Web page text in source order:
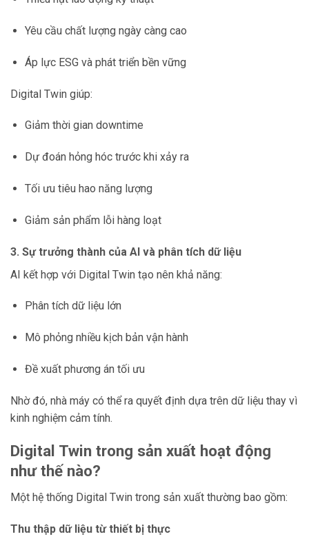
Yêu cầu chất lượng ngày càng cao
Áp lực ESG và phát triển bền vững
Digital Twin giúp:
Giảm thời gian downtime
Dự đoán hỏng hóc trước khi xảy ra
Tối ưu tiêu hao năng lượng
Giảm sản phẩm lỗi hàng loạt
3. Sự trưởng thành của AI và phân tích dữ liệu
AI kết hợp với Digital Twin tạo nên khả năng:
Phân tích dữ liệu lớn
Mô phỏng nhiều kịch bản vận hành
Đề xuất phương án tối ưu
Nhờ đó, nhà máy có thể ra quyết định dựa trên dữ liệu thay vì
kinh nghiệm cảm tính.
Digital Twin trong sản xuất hoạt động
như thế nào?
Một hệ thống Digital Twin trong sản xuất thường bao gồm:
Thu thập dữ liệu từ thiết bị thực